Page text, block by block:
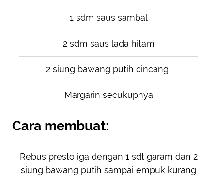
1 sdm saus sambal
2 sdm saus lada hitam
2 siung bawang putih cincang
Margarin secukupnya
Cara membuat:
Rebus presto iga dengan 1 sdt garam dan 2
siung bawang putih sampai empuk kurang